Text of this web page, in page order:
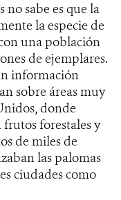
no sabe es que la
la especie de
una población
de ejemplares.
información
sobre áreas muy
donde
forestales y
de miles de
las palomas
ciudades como